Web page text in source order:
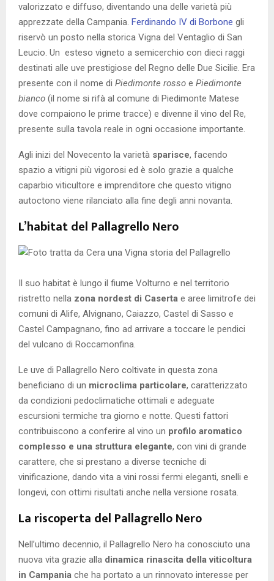
valorizzato e diffuso, diventando una delle varietà più
apprezzate della Campania. Ferdinando IV di Borbone gli
riservò un posto nella storica Vigna del Ventaglio di San
Leucio. Un esteso vigneto a semicerchio con dieci raggi
destinati alle uve prestigiose del Regno delle Due Sicilie. Era
presente con il nome di Piedimonte rosso e Piedimonte
bianco (il nome si rifà al comune di Piedimonte Matese
dove compaiono le prime tracce) e divenne il vino del Re,
presente sulla tavola reale in ogni occasione importante.
Agli inizi del Novecento la varietà sparisce, facendo
spazio a vitigni più vigorosi ed è solo grazie a qualche
caparbio viticultore e imprenditore che questo vitigno
autoctono viene rilanciato alla fine degli anni novanta.
L’habitat del Pallagrello Nero
Il suo habitat è lungo il fiume Volturno e nel territorio
ristretto nella zona nordest di Caserta e aree limitrofe dei
comuni di Alife, Alvignano, Caiazzo, Castel di Sasso e
Castel Campagnano, fino ad arrivare a toccare le pendici
del vulcano di Roccamonfina.
Le uve di Pallagrello Nero coltivate in questa zona
beneficiano di un microclima particolare, caratterizzato
da condizioni pedoclimatiche ottimali e adeguate
escursioni termiche tra giorno e notte. Questi fattori
contribuiscono a conferire al vino un profilo aromatico
complesso e una struttura elegante, con vini di grande
carattere, che si prestano a diverse tecniche di
vinificazione, dando vita a vini rossi fermi eleganti, snelli e
longevi, con ottimi risultati anche nella versione rosata.
La riscoperta del Pallagrello Nero
Nell’ultimo decennio, il Pallagrello Nero ha conosciuto una
nuova vita grazie alla dinamica rinascita della viticoltura
in Campania che ha portato a un rinnovato interesse per